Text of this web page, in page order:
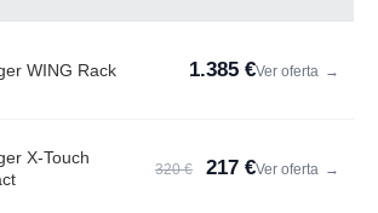
WING Rack 1.385 €Ver oferta →
X-Touch
320 € 217 €Ver oferta →